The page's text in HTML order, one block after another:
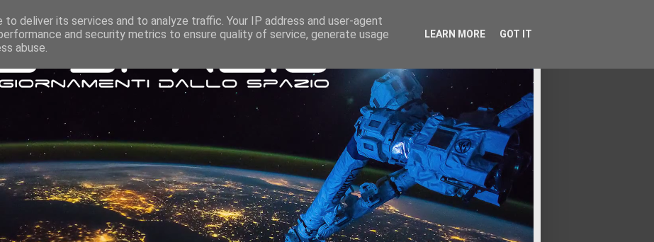
deliver its services and to analyze traffic. Your IP address and user-agent
and security metrics to ensure quality of service, generate usage
abuse.
LEARN MORE GOT IT